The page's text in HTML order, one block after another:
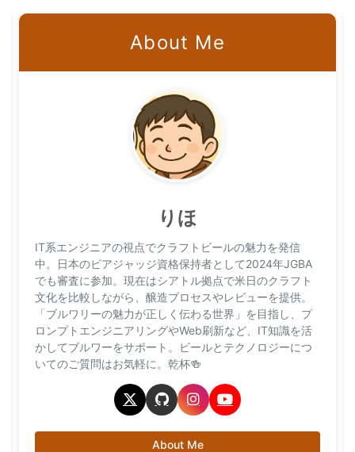
About Me
りほ
IT系エンジニアの視点でクラフトビールの魅力を発信
中。日本のビアジャッジ資格保持者として2024年JGBA
でも審査に参加。現在はシアトル拠点で米日のクラフト
文化を比較しながら、醸造プロセスやレビューを提供。
「ブルワリーの魅力が正しく伝わる世界」を目指し、プ
ロンプトエンジニアリングやWeb刷新など、IT知識を活
かしてブルワーをサポート。ビールとテクノロジーにつ
いてのご質問はお気軽に。乾杯🍻
About Me